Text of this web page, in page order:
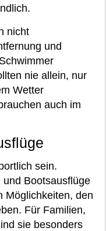
nicht
und
nie allein, nur
Wetter
auch im
sein.
Bootsausflüge
Möglichkeiten, den
Für Familien,
sie besonders